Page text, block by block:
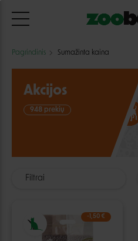
Pagrindinis Sumažinta kaina
Akcijos
948 prekių
Filtrai
-1,50 €